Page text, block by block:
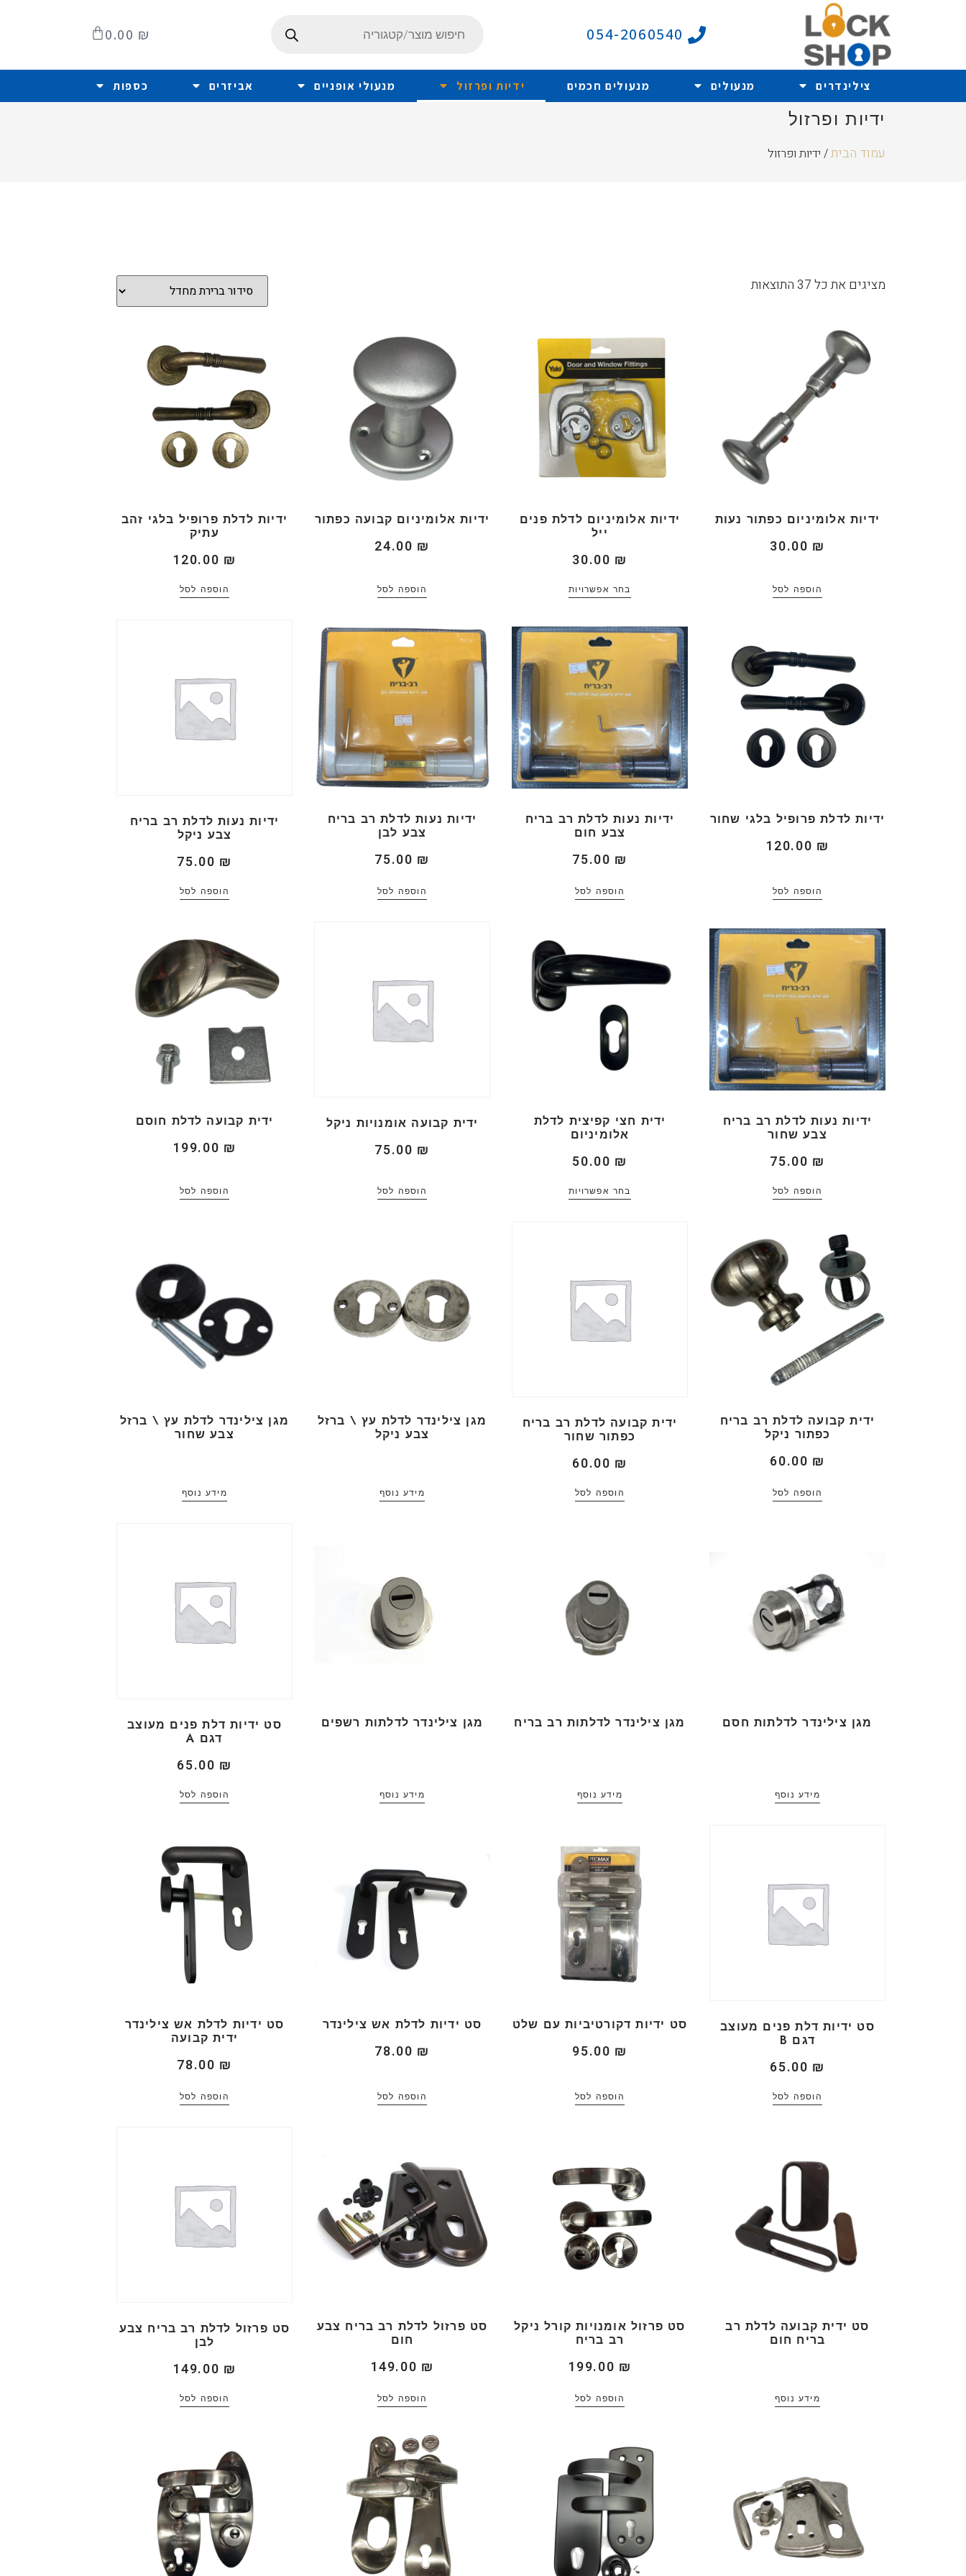
054-2060540
0.00 ₪
צילינדרים מנעולים מנעולים חכמים ידיות ופרזול מנעולי אופניים אביזרים כספות
ידיות ופרזול
עמוד הבית/ ידיות ופרזול
מציגים את כל ⁦37⁩ התוצאות
ידיות אלומיניום כפתור נעות
30.00 ₪
הוספה לסל
ידיות אלומיניום לדלת פנים
ייל
30.00 ₪
בחר אפשרויות
ידיות אלומיניום קבועה כפתור
24.00 ₪
הוספה לסל
ידיות לדלת פרופיל בלגי זהב
עתיק
120.00 ₪
הוספה לסל
ידיות לדלת פרופיל בלגי שחור
120.00 ₪
הוספה לסל
ידיות נעות לדלת רב בריח
צבע חום
75.00 ₪
הוספה לסל
ידיות נעות לדלת רב בריח
צבע לבן
75.00 ₪
הוספה לסל
ידיות נעות לדלת רב בריח
צבע ניקל
75.00 ₪
הוספה לסל
ידיות נעות לדלת רב בריח
צבע שחור
75.00 ₪
הוספה לסל
ידית חצי קפיצית לדלת
אלומיניום
50.00 ₪
בחר אפשרויות
ידית קבועה אומנויות ניקל
75.00 ₪
הוספה לסל
ידית קבועה לדלת חוסם
199.00 ₪
הוספה לסל
ידית קבועה לדלת רב בריח
כפתור ניקל
60.00 ₪
הוספה לסל
ידית קבועה לדלת רב בריח
כפתור שחור
60.00 ₪
הוספה לסל
מגן צילינדר לדלת עץ \ ברזל
צבע ניקל
מידע נוסף
מגן צילינדר לדלת עץ \ ברזל
צבע שחור
מידע נוסף
מגן צילינדר לדלתות חסם
מידע נוסף
מגן צילינדר לדלתות רב בריח
מידע נוסף
מגן צילינדר לדלתות רשפים
מידע נוסף
סט ידיות דלת פנים מעוצב
דגם A
65.00 ₪
הוספה לסל
סט ידיות דלת פנים מעוצב
דגם B
65.00 ₪
הוספה לסל
סט ידיות דקורטיביות עם שלט
95.00 ₪
הוספה לסל
סט ידיות לדלת אש צילינדר
78.00 ₪
הוספה לסל
סט ידיות לדלת אש צילינדר
ידית קבועה
78.00 ₪
הוספה לסל
סט ידית קבועה לדלת רב
בריח חום
מידע נוסף
סט פרזול אומנויות קורל ניקל
רב בריח
199.00 ₪
הוספה לסל
סט פרזול לדלת רב בריח צבע
חום
149.00 ₪
הוספה לסל
סט פרזול לדלת רב בריח צבע
לבן
149.00 ₪
הוספה לסל